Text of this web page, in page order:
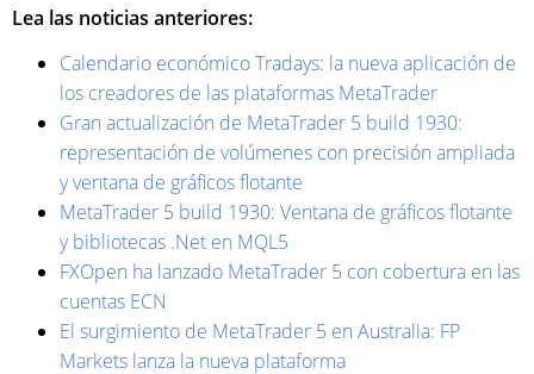
Lea las noticias anteriores:
Calendario económico Tradays: la nueva aplicación de
los creadores de las plataformas MetaTrader
Gran actualización de MetaTrader 5 build 1930:
representación de volúmenes con precisión ampliada
y ventana de gráficos flotante
MetaTrader 5 build 1930: Ventana de gráficos flotante
y bibliotecas .Net en MQL5
FXOpen ha lanzado MetaTrader 5 con cobertura en las
cuentas ECN
El surgimiento de MetaTrader 5 en Australia: FP
Markets lanza la nueva plataforma